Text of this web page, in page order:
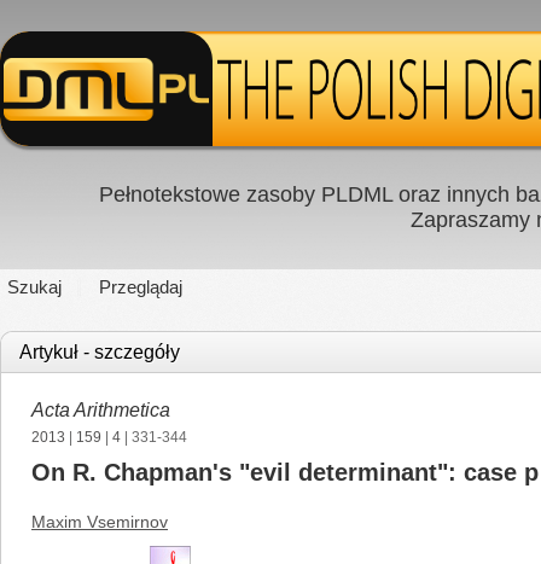
Pełnotekstowe zasoby PLDML oraz innych
Zapraszamy
Szukaj Przeglądaj
Artykuł - szczegóły
Acta Arithmetica
2013 159 4 | 331-344
On R. Chapman's "evil determinant": case
Maxim Vsemirnov